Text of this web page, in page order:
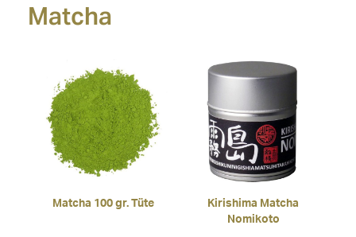
Matcha
Matcha 100 gr. Tüte
Kirishima Matcha
Nomikoto